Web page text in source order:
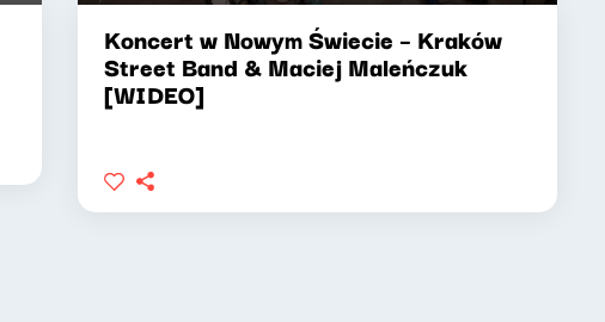
Koncert w Nowym Świecie – Kraków
Street Band & Maciej Maleńczuk
[WIDEO]